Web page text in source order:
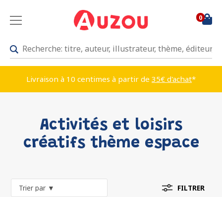
0
Livraison à 10 centimes à partir de 35€ d'achat*
Activités et loisirs
créatifs thème espace
FILTRER